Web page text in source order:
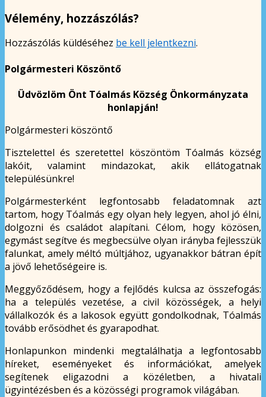
Vélemény, hozzászólás?
Hozzászólás küldéséhez be kell jelentkezni.
Polgármesteri Köszöntő
Üdvözlöm Önt Tóalmás Község Önkormányzata
honlapján!
Polgármesteri köszöntő
Tisztelettel és szeretettel köszöntöm Tóalmás község
lakóit, valamint mindazokat, akik ellátogatnak
településünkre!
Polgármesterként legfontosabb feladatomnak azt
tartom, hogy Tóalmás egy olyan hely legyen, ahol jó élni,
dolgozni és családot alapítani. Célom, hogy közösen,
egymást segítve és megbecsülve olyan irányba fejlesszük
falunkat, amely méltó múltjához, ugyanakkor bátran épít
a jövő lehetőségeire is.
Meggyőződésem, hogy a fejlődés kulcsa az összefogás:
ha a település vezetése, a civil közösségek, a helyi
vállalkozók és a lakosok együtt gondolkodnak, Tóalmás
tovább erősödhet és gyarapodhat.
Honlapunkon mindenki megtalálhatja a legfontosabb
híreket, eseményeket és információkat, amelyek
segítenek eligazodni a közéletben, a hivatali
ügyintézésben és a közösségi programok világában.